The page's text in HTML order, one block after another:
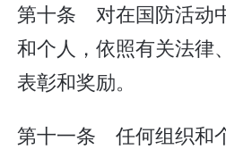
第十条 对在国防活动
和个人，依照有关法律
表彰和奖励。
第十一条 任何组织和